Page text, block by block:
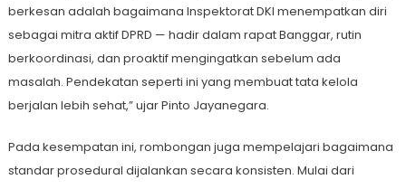
berkesan adalah bagaimana Inspektorat DKI menempatkan diri
sebagai mitra aktif DPRD — hadir dalam rapat Banggar, rutin
berkoordinasi, dan proaktif mengingatkan sebelum ada
masalah. Pendekatan seperti ini yang membuat tata kelola
berjalan lebih sehat,” ujar Pinto Jayanegara.
Pada kesempatan ini, rombongan juga mempelajari bagaimana
standar prosedural dijalankan secara konsisten. Mulai dari